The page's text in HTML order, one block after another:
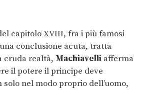
capitolo XVIII, fra i più famosi
una conclusione acuta, tratta
cruda realtà, Machiavelli afferma
il potere il principe deve
nel modo proprio dell’uomo,